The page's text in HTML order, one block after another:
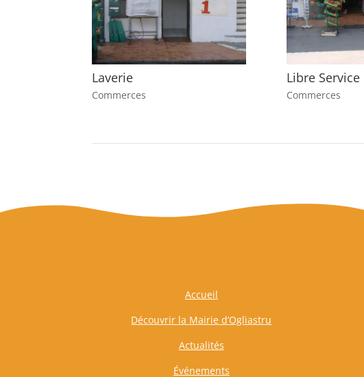
Laverie
Commerces
Libre Service
Commerces
Accueil
Découvrir la Mairie d’Ogliastru
Actualités
Événements